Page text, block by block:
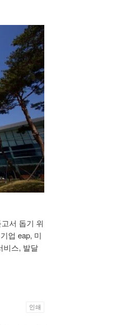
서 돕기 위
업 eap, 미
비스, 발달
인쇄